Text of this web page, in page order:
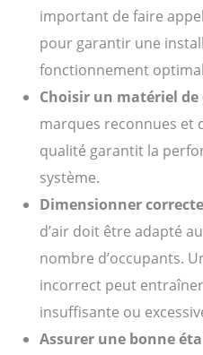
important de faire
pour garantir une
fonctionnement
Choisir un matériel
marques reconnues et
qualité garantit la
système.
Dimensionner
d’air doit être adapté
nombre d’occupants.
incorrect peut
insuffisante ou
Assurer une bonne